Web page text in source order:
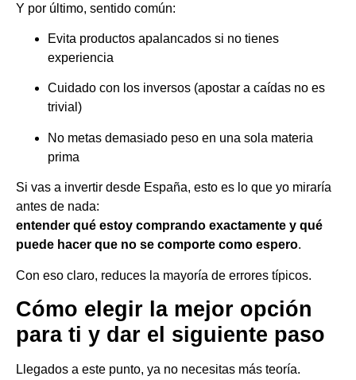
Y por último, sentido común:
Evita productos apalancados si no tienes
experiencia
Cuidado con los inversos (apostar a caídas no es
trivial)
No metas demasiado peso en una sola materia
prima
Si vas a invertir desde España, esto es lo que yo miraría
antes de nada:
entender qué estoy comprando exactamente y qué
puede hacer que no se comporte como espero.
Con eso claro, reduces la mayoría de errores típicos.
Cómo elegir la mejor opción
para ti y dar el siguiente paso
Llegados a este punto, ya no necesitas más teoría.